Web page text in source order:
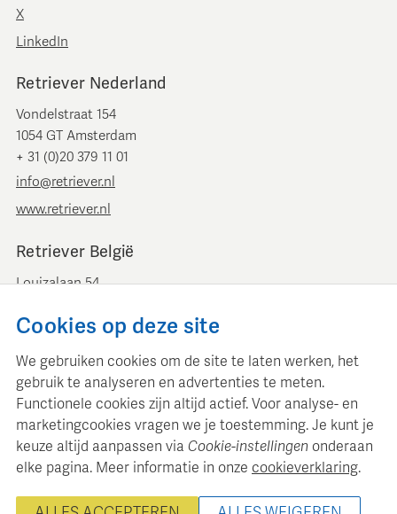
X
LinkedIn
Retriever Nederland
Vondelstraat 154
1054 GT Amsterdam
+ 31 (0)20 379 11 01
info@retriever.nl
www.retriever.nl
Retriever België
Louizalaan 54
+ 32 (0)2 893 00 52
www.retrievermedia.be
Retriever Media Informatie onderhoudt een gestructureerde
mediadatabase voor professionele mediaplanning en analyse.
Cookies op deze site
We gebruiken cookies om de site te laten werken, het
gebruik te analyseren en advertenties te meten.
Functionele cookies zijn altijd actief. Voor analyse- en
marketingcookies vragen we je toestemming. Je kunt je
keuze altijd aanpassen via Cookie-instellingen onderaan
elke pagina. Meer informatie in onze cookieverklaring.